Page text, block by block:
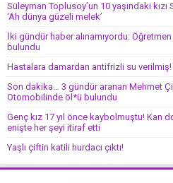
Süleyman Toplusoy’un 10 yaşındaki
‘Ah dünya güzeli melek’
İki gündür haber alınamıyordu: Öğretmen
bulundu
Hastalara damardan antifrizli su verilmiş!
Son dakika… 3 gündür aranan Mehmet
Otomobilinde öl*ü bulundu
Genç kız 17 yıl önce kaybolmuştu! Kan
enişte her şeyi itiraf etti
Yaşlı çiftin katili hurdacı çıktı!